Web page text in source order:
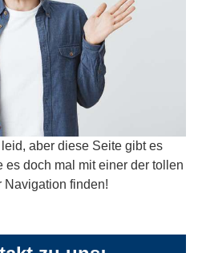
aber diese Seite gibt es
es doch mal mit einer der tollen
Navigation finden!